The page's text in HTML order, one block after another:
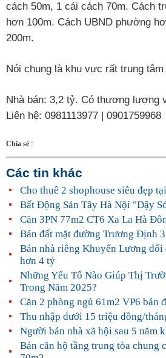
cách 50m, 1 cái cách 70m. Cách
hơn 100m. Cách UBND phường
200m.
Nói chung là khu vực rất trung
Nhà bán: 3,2 tỷ. Có thương lượng
Liên hệ: 0981113977 | 0901759968
Chia sẻ :
Các tin khác
Cho thuê 2 shophouse siêu đẹp
Bất Động Sản Tây Hà Nội "Dậy
Căn 3PN 77m2 CT6 Xa La Hà
Bán đất mặt đường Trương Định
Bán nhà riêng Khuyến Lương đối
hơn 4 tỷ
Những Yếu Tố Nào Giúp Thị
Trong Năm 2025?
Căn 2 phòng ngủ 61m2 VP6 bán
Thu nhập dưới 15 triệu đồng/
Người bán nhà xã hội sau 5 năm
Bán căn hộ tầng trung tòa